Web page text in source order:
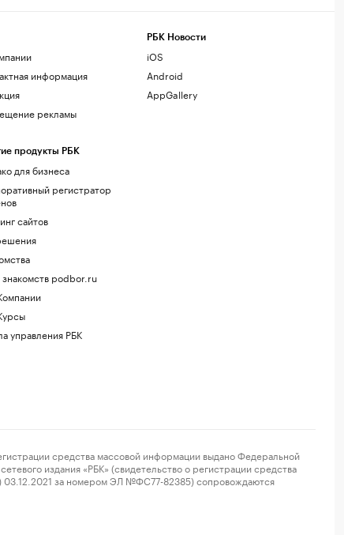
информация
рекламы
продукты РБК
для бизнеса
регистратор
сайтов
podbor.ru
управления РБК
РБК Новости
iOS
Android
AppGallery
средства массовой информации выдано Федеральной
издания «РБК» (свидетельство о регистрации средства
03.12.2021 за номером ЭЛ №ФС77-82385) сопровождаются